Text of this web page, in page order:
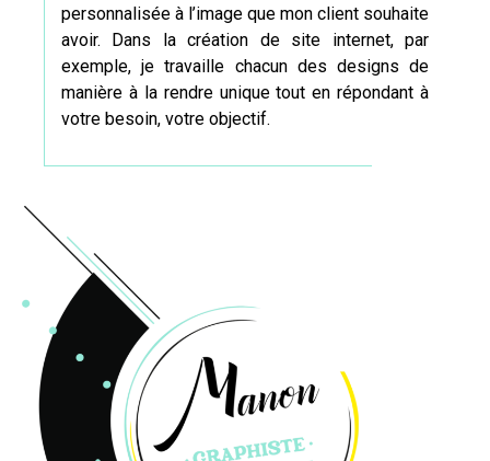
personnalisée à l’image que mon client souhaite
avoir. Dans la création de site internet, par
exemple, je travaille chacun des designs de
manière à la rendre unique tout en répondant à
votre besoin, votre objectif.